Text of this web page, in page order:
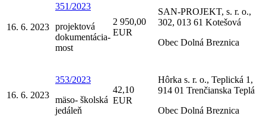
16. 6. 2023
351/2023
projektová
dokumentácia-
most
2 950,00
EUR
SAN-PROJEKT, s. r. o.,
302, 013 61 Kotešová
Obec Dolná Breznica
16. 6. 2023
353/2023
mäso- školská
jedáleň
42,10
EUR
Hôrka s. r. o., Teplická 1,
914 01 Trenčianska Teplá
Obec Dolná Breznica